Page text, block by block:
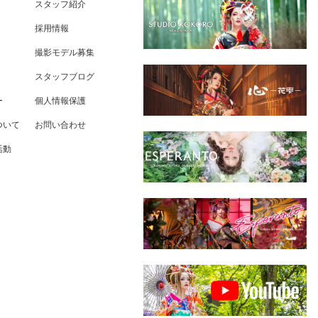
いて
動
スタッフ紹介
採用情報
撮影モデル募集
スタッフブログ
個人情報保護
お問い合わせ